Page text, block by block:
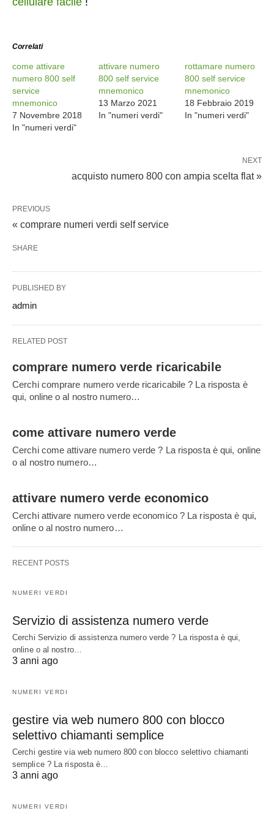
Correlati
come attivare
numero 800 self
service
mnemonico
7 Novembre 2018
In "numeri verdi"
attivare numero
800 self service
mnemonico
13 Marzo 2021
In "numeri verdi"
rottamare numero
800 self service
mnemonico
18 Febbraio 2019
In "numeri verdi"
NEXT
acquisto numero 800 con ampia scelta flat »
PREVIOUS
« comprare numeri verdi self service
SHARE
PUBLISHED BY
admin
RELATED POST
comprare numero verde ricaricabile
Cerchi comprare numero verde ricaricabile ? La risposta è
qui, online o al nostro numero…
come attivare numero verde
Cerchi come attivare numero verde ? La risposta è qui, online
o al nostro numero…
attivare numero verde economico
Cerchi attivare numero verde economico ? La risposta è qui,
online o al nostro numero…
RECENT POSTS
NUMERI VERDI
Servizio di assistenza numero verde
Cerchi Servizio di assistenza numero verde ? La risposta è qui,
online o al nostro…
3 anni ago
NUMERI VERDI
gestire via web numero 800 con blocco
selettivo chiamanti semplice
Cerchi gestire via web numero 800 con blocco selettivo chiamanti
semplice ? La risposta è…
3 anni ago
NUMERI VERDI